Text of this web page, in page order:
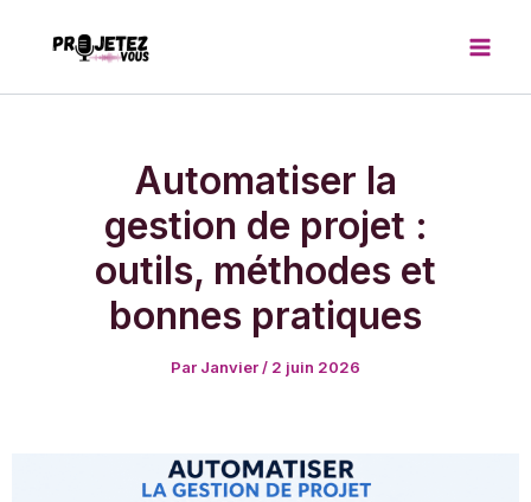
Automatiser la
gestion de projet :
outils, méthodes et
bonnes pratiques
Par Janvier / 2 juin 2026